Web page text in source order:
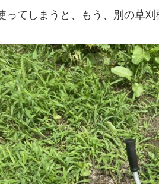
ってしまうと、もう、別の草